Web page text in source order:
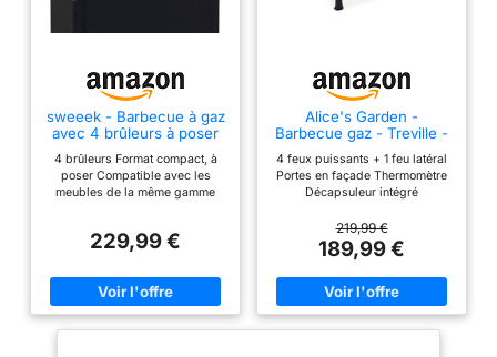
sweeek - Barbecue à gaz
avec 4 brûleurs à poser
graisse
4 brûleurs Format compact, à
poser Compatible avec les
meubles de la même gamme
229,99 €
Alice's Garden -
Barbecue gaz - Treville -
feu latéral noir. avec
thermomètre
4 feux puissants + 1 feu latéral
Portes en façade Thermomètre
Décapsuleur intégré
219,99 €
189,99 €